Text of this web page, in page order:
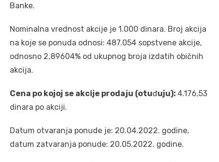
Banke.
Nominalna vrednost akcije je 1.000 dinara. Broj akcija
na koje se ponuda odnosi: 487.054 sopstvene akcije,
odnosno 2,89604% od ukupnog broja izdatih običnih
akcija.
Cena po kojoj se akcije prodaju (otuđuju): 4.176,53
dinara po akciji.
Datum otvaranja ponude je: 20.04.2022. godine,
datum zatvaranja ponude: 20.05.2022. godine.